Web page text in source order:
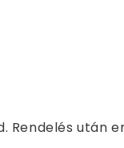
Rendelés után